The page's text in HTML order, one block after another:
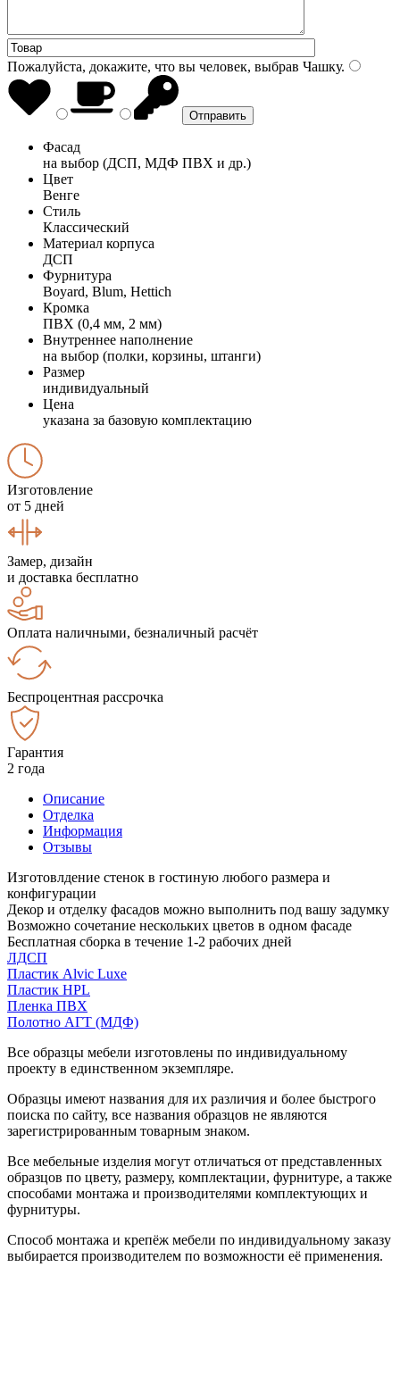
Пожалуйста, докажите, что вы человек, выбрав Чашку.
Фасад
на выбор (ДСП, МДФ ПВХ и др.)
Цвет
Венге
Стиль
Классический
Материал корпуса
ДСП
Фурнитура
Boyard, Blum, Hettich
Кромка
ПВХ (0,4 мм, 2 мм)
Внутреннее наполнение
на выбор (полки, корзины, штанги)
Размер
индивидуальный
Цена
указана за базовую комплектацию
Изготовление
от 5 дней
Замер, дизайн
и доставка бесплатно
Оплата наличными, безналичный расчёт
Беспроцентная рассрочка
Гарантия
2 года
Описание
Отделка
Информация
Отзывы
Изготовлдение стенок в гостиную любого размера и
конфигурации
Декор и отделку фасадов можно выполнить под вашу задумку
Возможно сочетание нескольких цветов в одном фасаде
Бесплатная сборка в течение 1-2 рабочих дней
ЛДСП
Пластик Alvic Luxe
Пластик HPL
Пленка ПВХ
Полотно АГТ (МДФ)
Все образцы мебели изготовлены по индивидуальному
проекту в единственном экземпляре.
Образцы имеют названия для их различия и более быстрого
поиска по сайту, все названия образцов не являются
зарегистрированным товарным знаком.
Все мебельные изделия могут отличаться от представленных
образцов по цвету, размеру, комплектации, фурнитуре, а также
способами монтажа и производителями комплектующих и
фурнитуры.
Способ монтажа и крепёж мебели по индивидуальному заказу
выбирается производителем по возможности её применения.